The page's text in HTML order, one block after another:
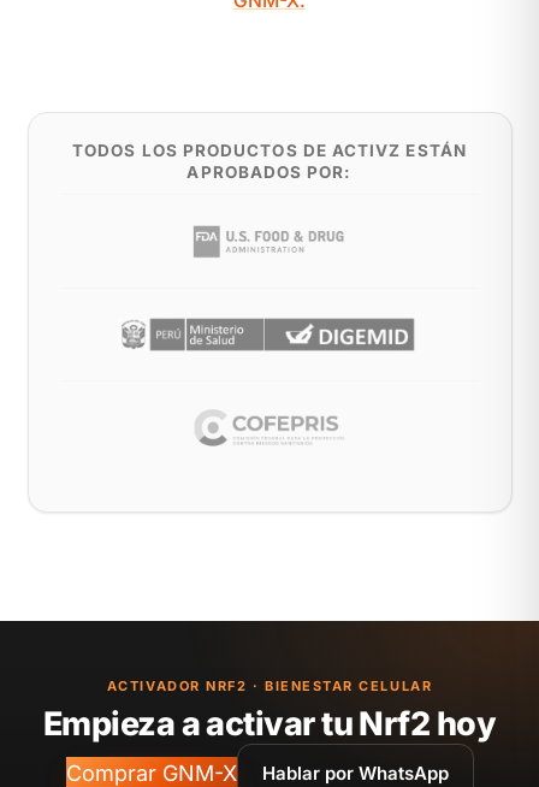
TODOS LOS PRODUCTOS DE ACTIVZ ESTÁN
APROBADOS POR:
ACTIVADOR NRF2 · BIENESTAR CELULAR
Empieza a activar tu Nrf2 hoy
Comprar GNM-X Hablar por WhatsApp